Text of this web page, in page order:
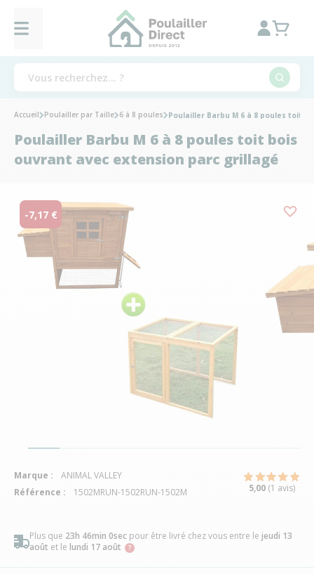
Plus que 23h 45min 59secpour être livré chez vousentre lejeudi 13
août et le lundi 17 août
Accueil Poulailler par Taille 6 à 8 poules Poulailler Barbu M 6 à 8 poules toit
Poulailler Barbu M 6 à 8 poules toit bois
ouvrant avec extension parc grillagé
-7,17 €
Marque :
ANIMAL VALLEY
Référence :
1502MRUN-1502RUN-1502M 5,00 (1 avis)